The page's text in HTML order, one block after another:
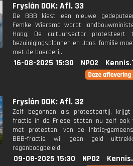
Fryslân DOK: Afl. 33
De BBB kiest een nieuwe
Femke Wiersma wordt
Haag. De cultuursector protesteert
bezuinigingsplannen en Jans familie
met de boerderij.
16-08-2025 15:30 NPO2
Fryslân DOK: Afl. 32
Zelf begonnen als protestpartij,
fractie in de Friese staten nu zelf ook
met protesten: van de lhbtiq-
BBB-fractie wil geen geld
regenboogbeleid.
09-08-2025 15:30 NPO2